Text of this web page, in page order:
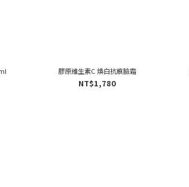
膠原維生素C 煥白抗痕臉霜
NT$1,780